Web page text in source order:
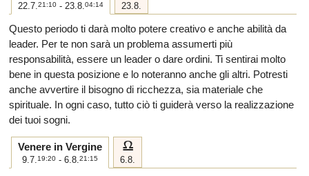
22.7.21:10 - 23.8.04:14 23.8.
Questo periodo ti darà molto potere creativo e anche abilità da
leader. Per te non sarà un problema assumerti più
responsabilità, essere un leader o dare ordini. Ti sentirai molto
bene in questa posizione e lo noteranno anche gli altri. Potresti
anche avvertire il bisogno di ricchezza, sia materiale che
spirituale. In ogni caso, tutto ciò ti guiderà verso la realizzazione
dei tuoi sogni.
Venere in Vergine
9.7.19:20 - 6.8.21:15
g
6.8.